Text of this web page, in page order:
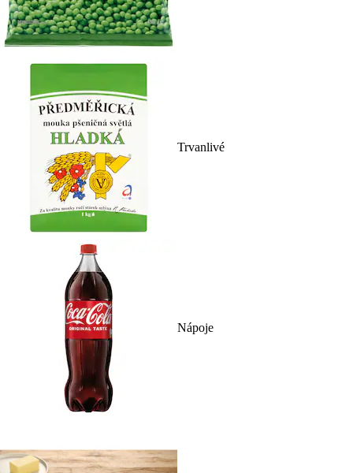
Trvanlivé
Nápoje